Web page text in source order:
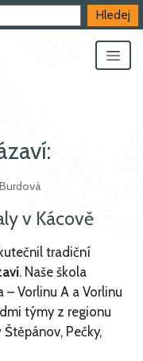
Hledat
Hledej
v Kácově
tradiční
. Naše škola
Vorlinu A a Vorlinu
týmy z regionu
Štěpánov, Pečky,